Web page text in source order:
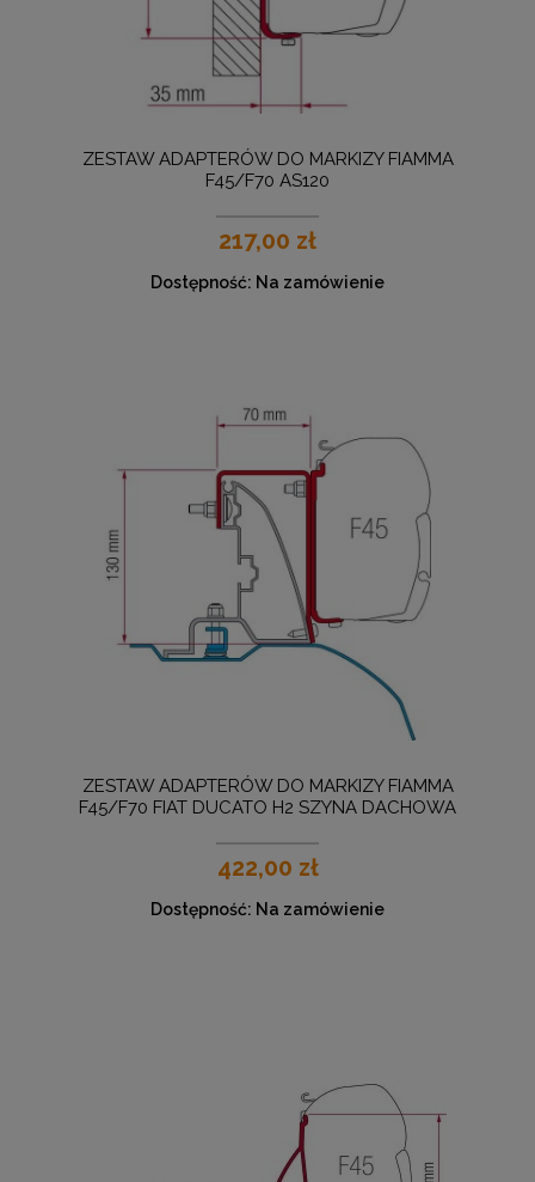
ZESTAW ADAPTERÓW DO MARKIZY FIAMMA
F45/F70 AS120
217,00 zł
Dostępność: Na zamówienie
ZESTAW ADAPTERÓW DO MARKIZY FIAMMA
F45/F70 FIAT DUCATO H2 SZYNA DACHOWA
422,00 zł
Dostępność: Na zamówienie